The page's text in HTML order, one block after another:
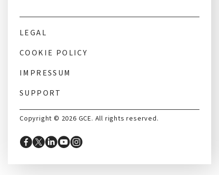
Copyright © 2026 GCE. All rights reserved.
LEGAL
COOKIE POLICY
IMPRESSUM
SUPPORT